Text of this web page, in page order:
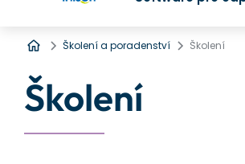
Úvod
Školení a poradenství Školení
Školení